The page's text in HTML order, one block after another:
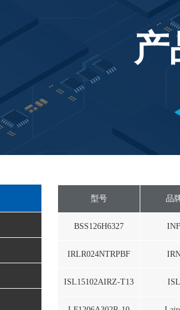
产
型号 品
BSS126H6327
IRLR024NTRPBF
ISL15102AIRZ-T13 ISL